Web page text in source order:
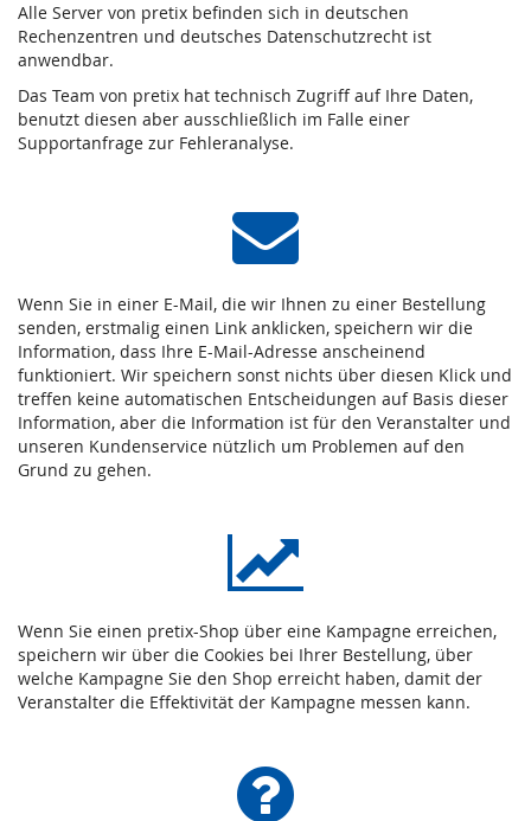
Alle Server von pretix befinden sich in deutschen
Rechenzentren und deutsches Datenschutzrecht ist
anwendbar.
Das Team von pretix hat technisch Zugriff auf Ihre Daten,
benutzt diesen aber ausschließlich im Falle einer
Supportanfrage zur Fehleranalyse.
Wenn Sie in einer E-Mail, die wir Ihnen zu einer Bestellung
senden, erstmalig einen Link anklicken, speichern wir die
Information, dass Ihre E-Mail-Adresse anscheinend
funktioniert. Wir speichern sonst nichts über diesen Klick und
treffen keine automatischen Entscheidungen auf Basis dieser
Information, aber die Information ist für den Veranstalter und
unseren Kundenservice nützlich um Problemen auf den
Grund zu gehen.
Wenn Sie einen pretix-Shop über eine Kampagne erreichen,
speichern wir über die Cookies bei Ihrer Bestellung, über
welche Kampagne Sie den Shop erreicht haben, damit der
Veranstalter die Effektivität der Kampagne messen kann.